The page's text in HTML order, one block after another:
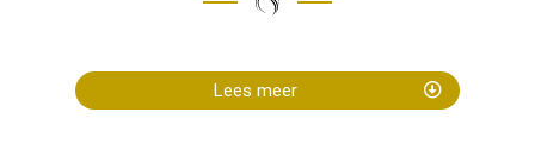
Lees meer